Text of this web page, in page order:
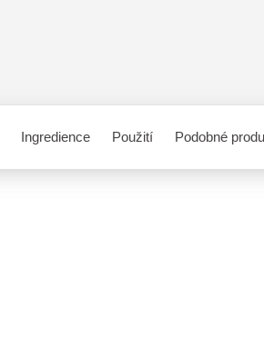
Ingredience Použití Podobné